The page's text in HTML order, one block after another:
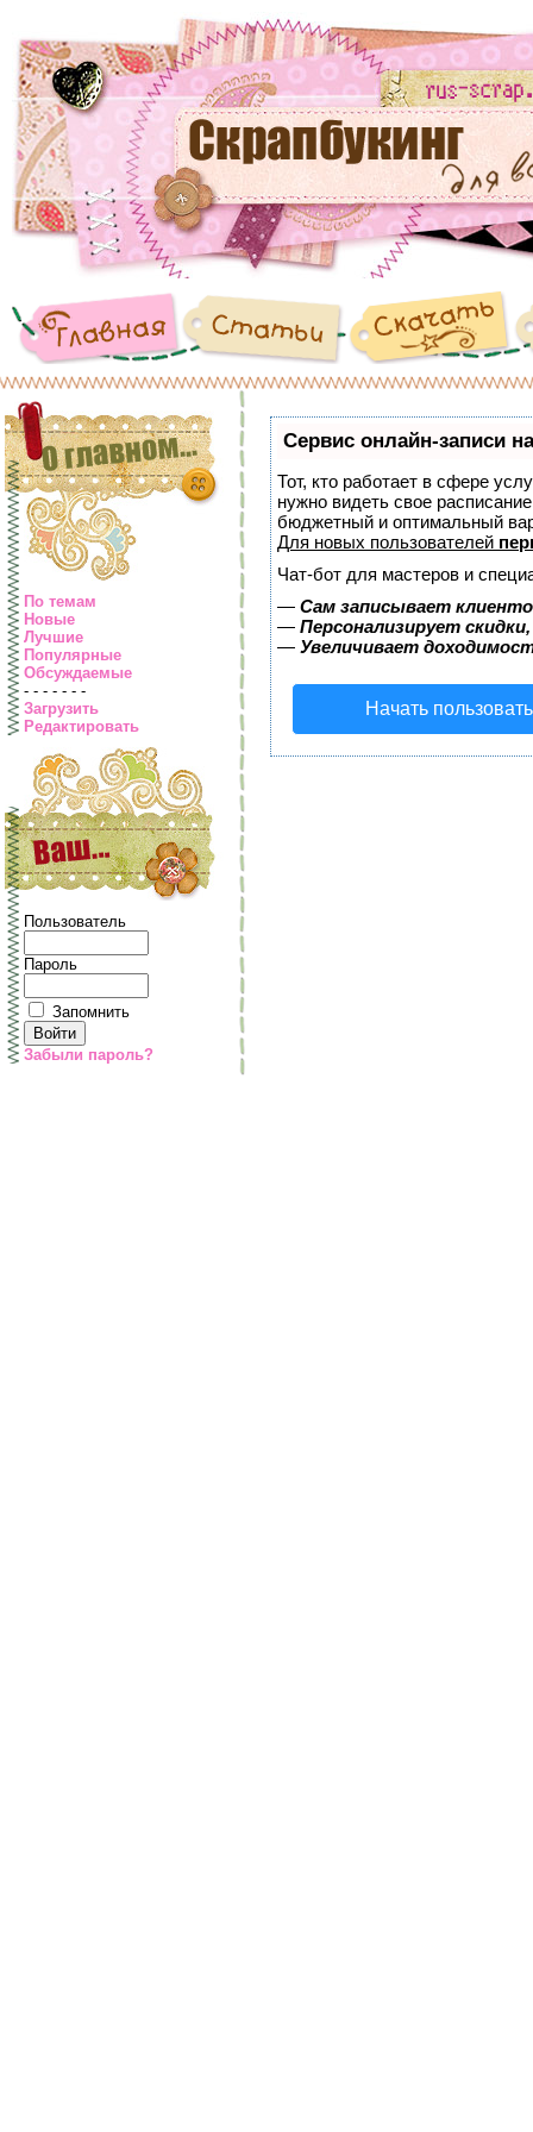
По темам
Новые
Лучшие
Популярные
Обсуждаемые
- - - - - - -
Загрузить
Редактировать
Пользователь
Пароль
Запомнить
Забыли пароль?
Сервис онлайн-записи
Тот, кто работает в сфере
нужно видеть свое
бюджетный и оптимальный
Для новых пользователей
Чат-бот для мастеров и
— Сам записывает
— Персонализирует
— Увеличивает
Начать